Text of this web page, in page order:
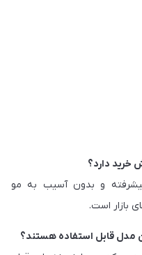
و بدون آسیب به مو
بازار است.